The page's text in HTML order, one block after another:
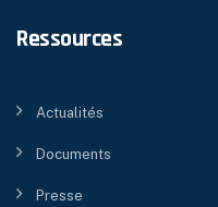
Ressources
Actualités
Documents
Presse